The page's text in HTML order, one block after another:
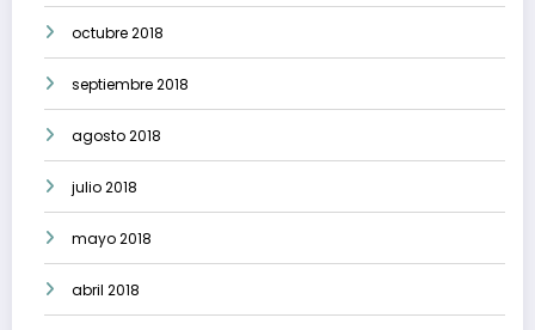
octubre 2018
septiembre 2018
agosto 2018
julio 2018
mayo 2018
abril 2018